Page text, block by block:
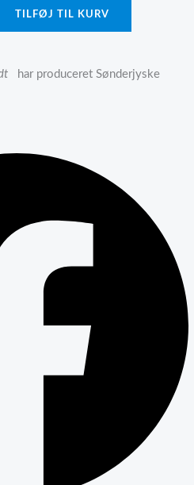
TILFØJ TIL KURV
har produceret Sønderjyske